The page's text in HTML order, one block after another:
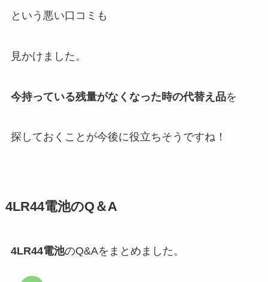
という悪い口コミも
見かけました。
今持っている残量がなくなった時の代替え品を
探しておくことが今後に役立ちそうですね！
4LR44電池のQ＆A
4LR44電池のQ&Aをまとめました。